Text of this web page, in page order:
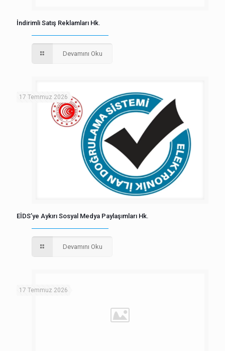
İndirimli Satış Reklamları Hk.
Devamını Oku
17 Temmuz 2026
EİDS’ye Aykırı Sosyal Medya Paylaşımları Hk.
Devamını Oku
17 Temmuz 2026